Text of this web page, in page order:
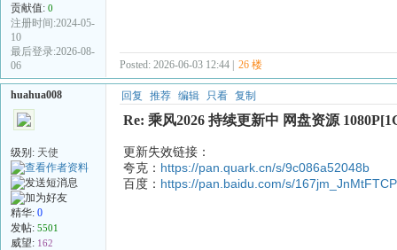
贡献值: 0
注册时间:2024-05-
10
最后登录:2026-08-
06
Posted: 2026-06-03 12:44 | 26 楼
huahua008
级别: 天使
精华: 0
发帖: 5501
威望: 162
回复 推荐 编辑 只看 复制
Re: 乘风2026 持续更新中 网盘资源
更新失效链接：
夸克： https://pan.quark.cn/s/9c086a52048b
百度： https://pan.baidu.com/s/